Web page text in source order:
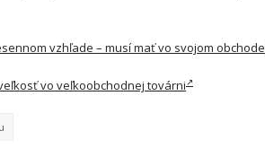
vzhľade – musí mať vo svojom obchode
vo veľkoobchodnej továrni